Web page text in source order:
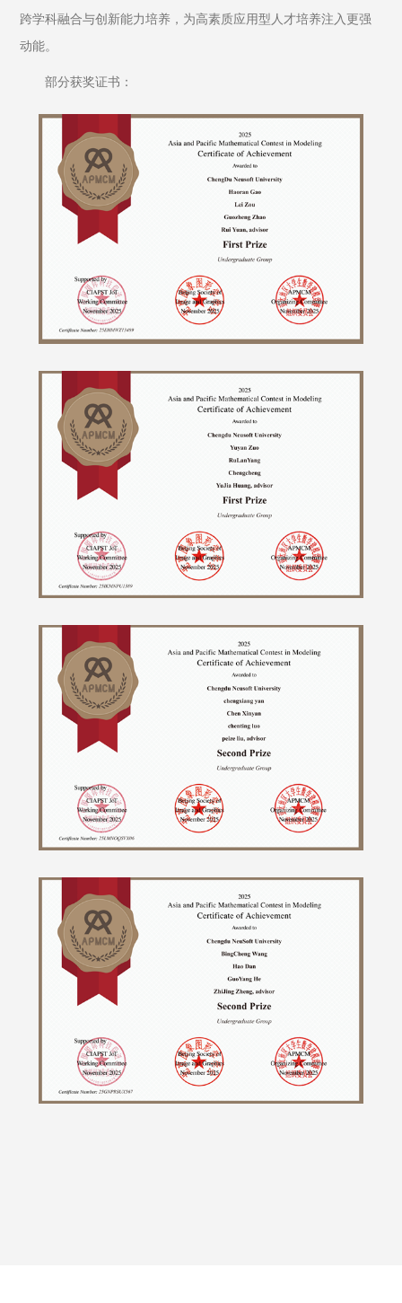
跨学科融合与创新能力培养，为高素质应用型人才培养注入更强
动能。
部分获奖证书：